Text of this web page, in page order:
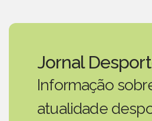
Jornal
Informação
atualidade